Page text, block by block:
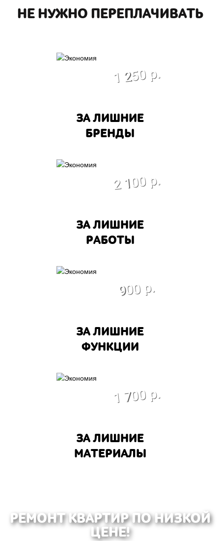
НЕ НУЖНО ПЕРЕПЛАЧИВАТЬ
1 250 р.
ЗА ЛИШНИЕ
БРЕНДЫ
2 100 р.
ЗА ЛИШНИЕ
РАБОТЫ
900 р.
ЗА ЛИШНИЕ
ФУНКЦИИ
1 700 р.
ЗА ЛИШНИЕ
МАТЕРИАЛЫ
РЕМОНТ КВАРТИР ПО НИЗКОЙ
ЦЕНЕ!